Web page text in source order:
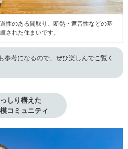
性のある間取り、断熱・遮音性などの基
された住まいです。
参考になるので、ぜひ楽しんでご覧く
しり構えた
コミュニティ